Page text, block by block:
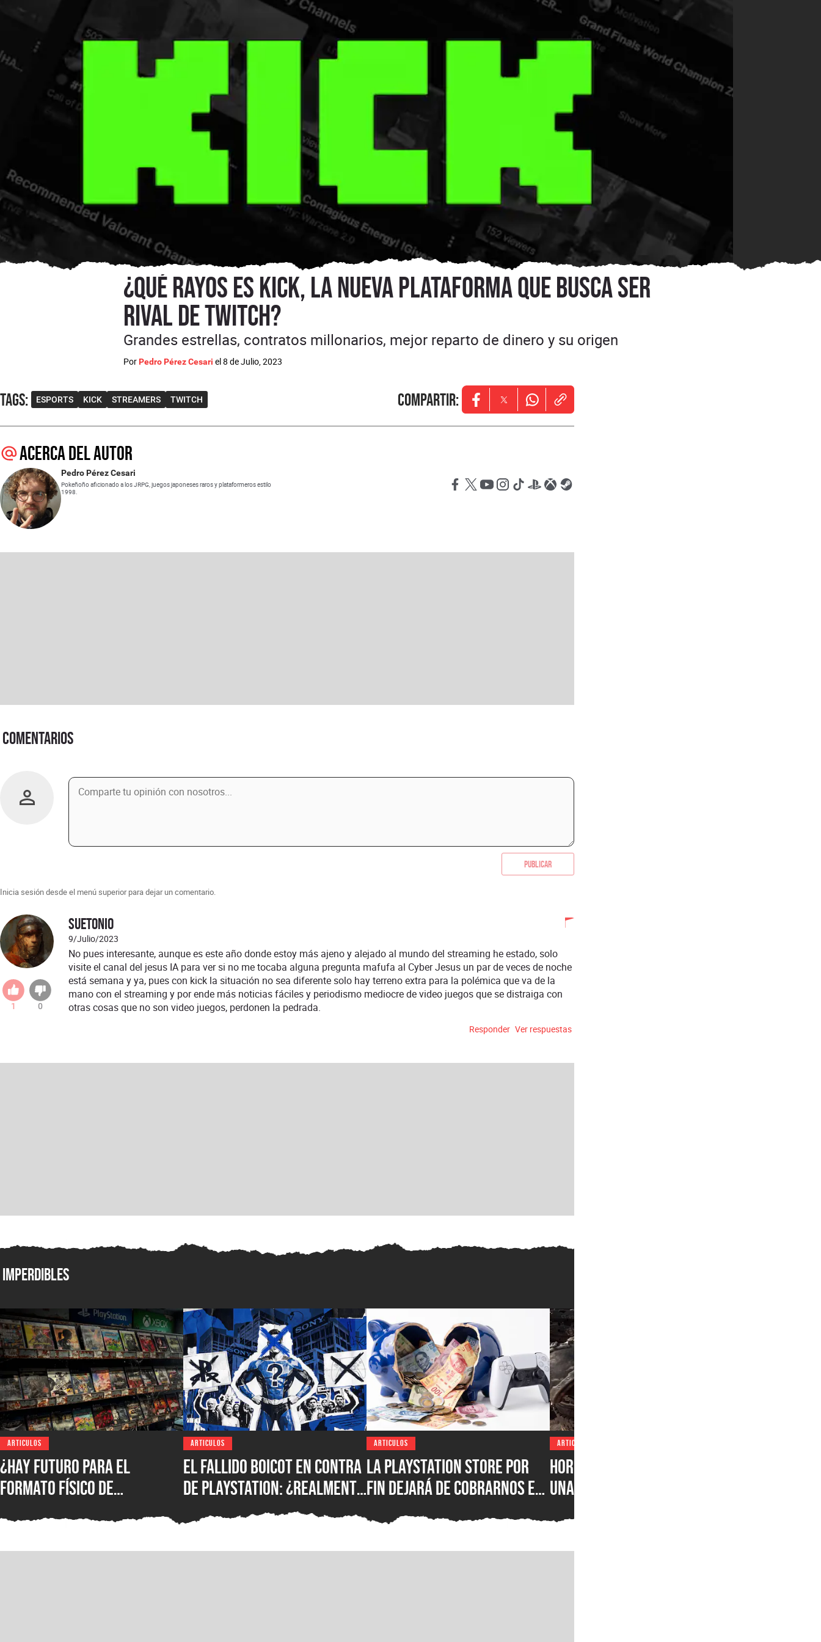
¿Qué rayos es Kick, la nueva plataforma que busca ser
rival de Twitch?
Por Pedro Pérez Cesari el8 de Julio, 2023
Grandes estrellas, contratos millonarios, mejor reparto de dinero y su origen
Tags: ESPORTS KICK STREAMERS TWITCH Compartir: Opens in new window
Opens in new window
Opens in new window
Acerca del autor
Pedro Pérez Cesari
Pokeñoño aficionado a los JRPG, juegos japoneses raros y plataformeros estilo
1998.
Opens in new window
Opens in new window
Opens in new window
Opens in new window
Opens in new window
Opens in new window
Opens in new window
Opens in new window
Comentarios
Publicar
Inicia sesión desde el menú superior para dejar un comentario.
Suetonio
9/Julio/2023
1 0
No pues interesante, aunque es este año donde estoy más ajeno y alejado al mundo del streaming he estado, solo
visite el canal del jesus IA para ver si no me tocaba alguna pregunta mafufa al Cyber Jesus un par de veces de noche
está semana y ya, pues con kick la situación no sea diferente solo hay terreno extra para la polémica que va de la
mano con el streaming y por ende más noticias fáciles y periodismo mediocre de video juegos que se distraiga con
otras cosas que no son video juegos, perdonen la pedrada.
Responder Ver respuestas
Imperdibles
ARTICULOS
¿Hay futuro para el
formato físico de
Castillo, analista de
ARTICULOS
El fallido boicot en contra
de PlayStation: ¿realmente
quién podrá salvar el
formato físico?
ARTICULOS
La PlayStation Store por
fin dejará de cobrarnos en
siendo igual de abusiva
ARTICULOS
Horde Siege y Versus son
una locura: así se juega el